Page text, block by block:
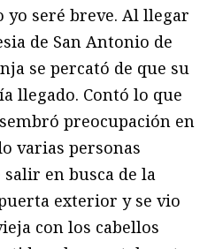
seré breve. Al llegar
de San Antonio de
se percató de que su
llegado. Contó lo que
preocupación en
varias personas
en busca de la
exterior y se vio
con los cabellos